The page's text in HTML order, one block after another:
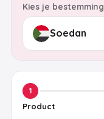
Kies je bestemming
1
Product